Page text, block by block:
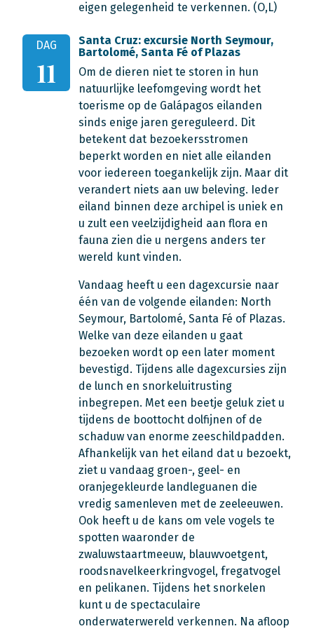
eigen gelegenheid te verkennen. (O,L)
DAG
11
Santa Cruz: excursie North Seymour,
Bartolomé, Santa Fé of Plazas
Om de dieren niet te storen in hun
natuurlijke leefomgeving wordt het
toerisme op de Galápagos eilanden
sinds enige jaren gereguleerd. Dit
betekent dat bezoekersstromen
beperkt worden en niet alle eilanden
voor iedereen toegankelijk zijn. Maar dit
verandert niets aan uw beleving. Ieder
eiland binnen deze archipel is uniek en
u zult een veelzijdigheid aan flora en
fauna zien die u nergens anders ter
wereld kunt vinden.
Vandaag heeft u een dagexcursie naar
één van de volgende eilanden: North
Seymour, Bartolomé, Santa Fé of Plazas.
Welke van deze eilanden u gaat
bezoeken wordt op een later moment
bevestigd. Tijdens alle dagexcursies zijn
de lunch en snorkeluitrusting
inbegrepen. Met een beetje geluk ziet u
tijdens de boottocht dolfijnen of de
schaduw van enorme zeeschildpadden.
Afhankelijk van het eiland dat u bezoekt,
ziet u vandaag groen-, geel- en
oranjegekleurde landleguanen die
vredig samenleven met de zeeleeuwen.
Ook heeft u de kans om vele vogels te
spotten waaronder de
zwaluwstaartmeeuw, blauwvoetgent,
roodsnavelkeerkringvogel, fregatvogel
en pelikanen. Tijdens het snorkelen
kunt u de spectaculaire
onderwaterwereld verkennen. Na afloop